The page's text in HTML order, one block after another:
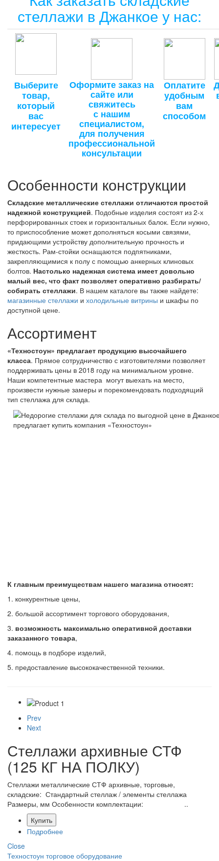
стеллажи в Джанкое у нас:
Выберите
товар,
который
вас
интересует
Оформите заказ на
сайте или
свяжитесь
с нашим
специалистом,
для получения
профессиональной
консультации
Оплатите
удобным
вам
способом
Особенности конструкции
Складские металлические стеллажи отличаются простой
надежной конструкцией. Подобные изделия состоят из 2-х
перфорированных стоек и горизонтальных балок. Если нужно,
то приспособление может дополняться косыми связями,
придающими устройству дополнительную прочность и
жесткость. Рам-стойки оснащаются подпятниками,
закрепляющимися к полу с помощью анкерных клиновых
болтов. Настолько надежная система имеет довольно
малый вес, что факт позволяет оперативно разбирать/
собирать стеллажи. В нашем каталоге вы также найдете:
магазинные стеллажи и холодильные витрины и шкафы по
доступной цене.
Ассортимент
«Техностоун» предлагает продукцию высочайшего
класса. Прямое сотрудничество с изготовителями позволяет
поддерживать цены в 2018 году на минимальном уровне.
Наши компетентные мастера могут выехать на место,
произвести нужные замеры и порекомендовать подходящий
тип стеллажа для склада.
К главным преимуществам нашего магазина относят:
1. конкурентные цены,
2. большой ассортимент торгового оборудования,
3. возможность максимально оперативной доставки
заказанного товара,
4. помощь в подборе изделий,
5. предоставление высококачественной техники.
Prev
Next
Стеллажи архивные СТФ
(125 КГ НА ПОЛКУ)
Стеллажи металлические СТФ архивные, торговые,
складские: Стандартный стеллаж / элементы стеллажа
Размеры, мм Особенности комплектации: ..
Купить
Подробнее
Close
Техностоун торговое оборудование